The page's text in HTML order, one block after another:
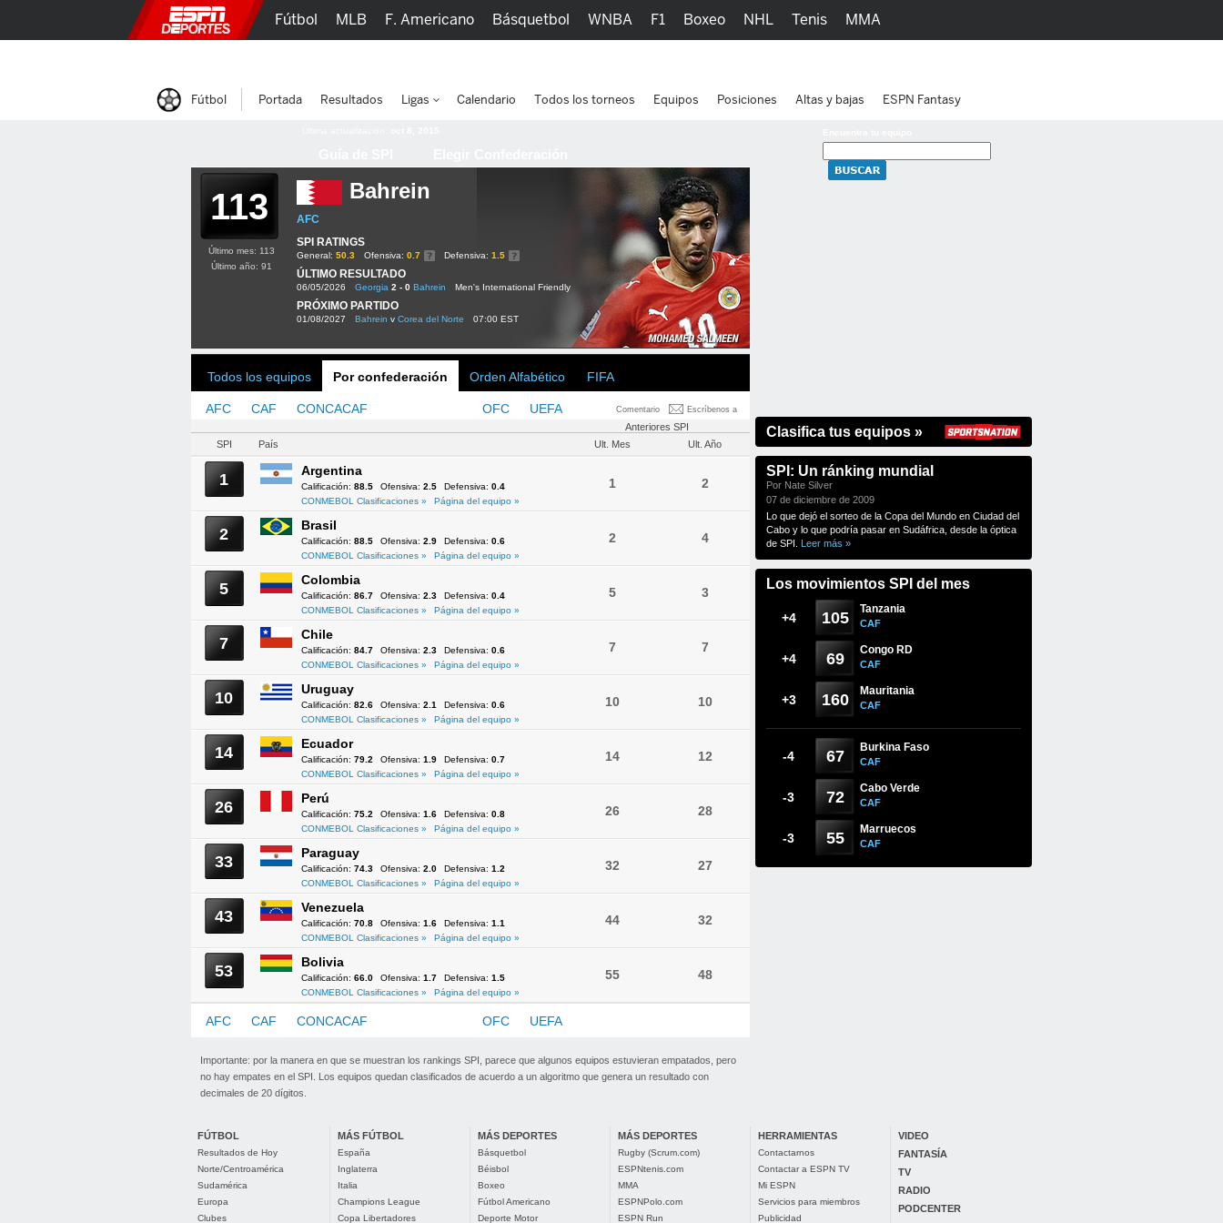
113 Bahrein
AFC
SPI RATINGS
General: 50.3 Ofensiva: 0.7 Defensiva: 1.5
ÚLTIMO RESULTADO
06/05/2026 Georgia 2 - 0 Bahrein Men's International Friendly
PRÓXIMO PARTIDO
01/08/2027 Bahrein v Corea del Norte 07:00 EST
Último mes: 113
Último año: 91
Todos los equipos Por confederación Orden Alfabético FIFA
Comentario Escríbenos a
AFC CAF CONCACAF OFC UEFA
Anteriores SPI
SPI
País Ult. Mes Ult. Año
1 Argentina
Calificación: 88.5 Ofensiva: 2.5 Defensiva: 0.4
CONMEBOL Clasificaciones »
Página del equipo »
1 2
2 Brasil
Calificación: 88.5 Ofensiva: 2.9 Defensiva: 0.6
CONMEBOL Clasificaciones »
Página del equipo »
2 4
5 Colombia
Calificación: 86.7 Ofensiva: 2.3 Defensiva: 0.4
CONMEBOL Clasificaciones »
Página del equipo »
5 3
7 Chile
Calificación: 84.7 Ofensiva: 2.3 Defensiva: 0.6
CONMEBOL Clasificaciones »
Página del equipo »
7 7
10 Uruguay
Calificación: 82.6 Ofensiva: 2.1 Defensiva: 0.6
CONMEBOL Clasificaciones »
Página del equipo »
10 10
14 Ecuador
Calificación: 79.2 Ofensiva: 1.9 Defensiva: 0.7
CONMEBOL Clasificaciones »
Página del equipo »
14 12
26 Perú
Calificación: 75.2 Ofensiva: 1.6 Defensiva: 0.8
CONMEBOL Clasificaciones »
Página del equipo »
26 28
33 Paraguay
Calificación: 74.3 Ofensiva: 2.0 Defensiva: 1.2
CONMEBOL Clasificaciones »
Página del equipo »
32 27
43 Venezuela
Calificación: 70.8 Ofensiva: 1.6 Defensiva: 1.1
CONMEBOL Clasificaciones »
Página del equipo »
44 32
53 Bolivia
Calificación: 66.0 Ofensiva: 1.7 Defensiva: 1.5
CONMEBOL Clasificaciones »
Página del equipo »
55 48
AFC CAF CONCACAF OFC UEFA
Importante: por la manera en que se muestran los rankings SPI, parece que algunos equipos estuvieran empatados, pero
no hay empates en el SPI. Los equipos quedan clasificados de acuerdo a un algoritmo que genera un resultado con
decimales de 20 dígitos.
Clasifica tus equipos »
SPI: Un ránking mundial
Por Nate Silver
07 de diciembre de 2009
Lo que dejó el sorteo de la Copa del Mundo en Ciudad del
Cabo y lo que podría pasar en Sudáfrica, desde la óptica
de SPI. Leer más »
Los movimientos SPI del mes
+4 105 Tanzania
CAF
+4 69 Congo RD
CAF
+3 160 Mauritania
CAF
-4 67 Burkina Faso
CAF
-3 72 Cabo Verde
CAF
-3 55 Marruecos
CAF
FÚTBOL
Resultados de Hoy
Norte/Centroamérica
Sudamérica
Europa
Clubes
MÁS FÚTBOL
España
Inglaterra
Italia
Champions League
Copa Libertadores
MÁS DEPORTES
Básquetbol
Béisbol
Boxeo
Fútbol Americano
Deporte Motor
MÁS DEPORTES
Rugby (Scrum.com)
ESPNtenis.com
MMA
ESPNPolo.com
ESPN Run
HERRAMIENTAS
Contactarnos
Contactar a ESPN TV
Mi ESPN
Servicios para miembros
Publicidad
VIDEO
FANTASÍA
TV
RADIO
PODCENTER
Fútbol MLB F. Americano Básquetbol WNBA F1 Boxeo NHL Tenis MMA
Fútbol Portada Resultados Ligas Calendario Todos los torneos Equipos Posiciones Altas y bajas ESPN Fantasy